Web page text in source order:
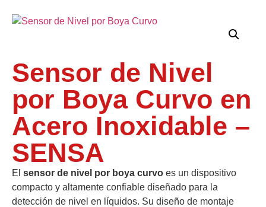
Sensor de Nivel
por Boya Curvo en
Acero Inoxidable –
SENSA
El sensor de nivel por boya curvo es un dispositivo
compacto y altamente confiable diseñado para la
detección de nivel en líquidos. Su diseño de montaje